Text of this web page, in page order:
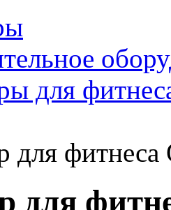
для
для
для